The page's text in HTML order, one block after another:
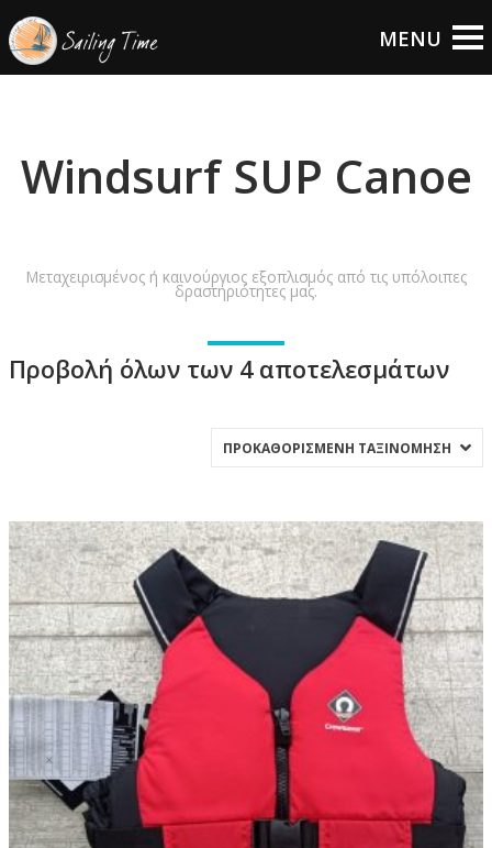
Windsurf SUP Canoe
Μεταχειρισμένος ή καινούργιος εξοπλισμός από τις υπόλοιπες
δραστηριότητες μας.
Προβολή όλων των 4 αποτελεσμάτων
ΠΡΟΚΑΘΟΡΙΣΜΈΝΗ ΤΑΞΙΝΌΜΗΣΗ